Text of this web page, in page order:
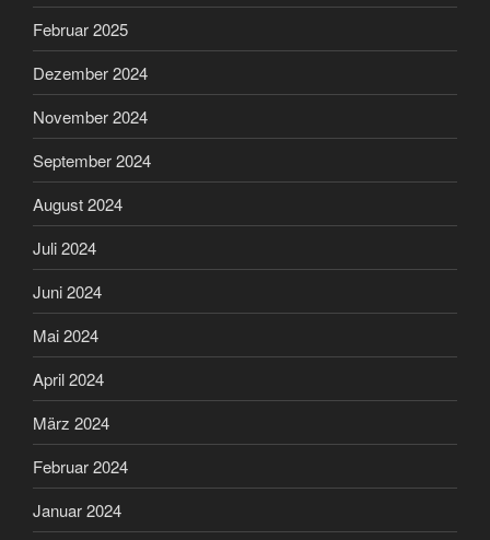
Februar 2025
Dezember 2024
November 2024
September 2024
August 2024
Juli 2024
Juni 2024
Mai 2024
April 2024
März 2024
Februar 2024
Januar 2024